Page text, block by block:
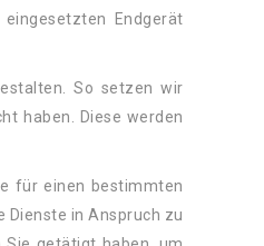
Endgerät
So setzen wir
haben. Diese werden
für einen bestimmten
in Anspruch zu